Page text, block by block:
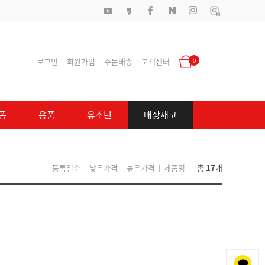
로그인 회원가입 주문배송 고객센터 0
용품 유소년 매장재고
등록일순 | 낮은가격 | 높은가격 | 제품명 총 17개